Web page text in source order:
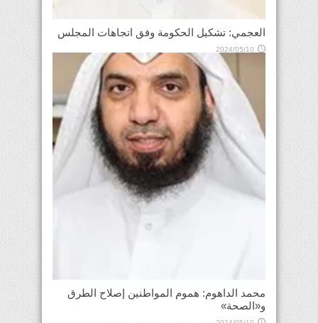
العجمي: تشكيل الحكومة وفق اتجاهات المجلس
2024/05/10
محمد الداهوم: هموم المواطنين إصلاح الطرق
و«الصحة»